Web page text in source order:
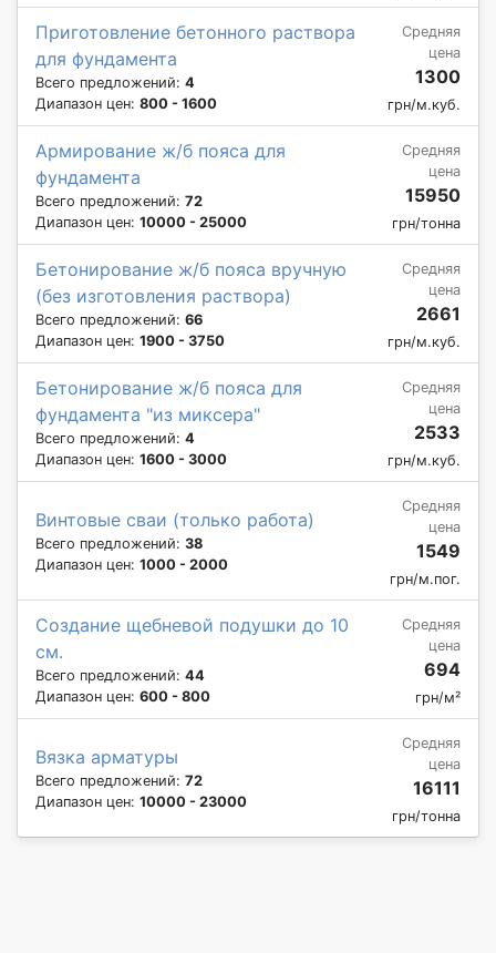
Приготовление бетонного раствора
для фундамента
Всего предложений: 4
Диапазон цен: 800 - 1600
Средняя
цена
1300
грн/м.куб.
Армирование ж/б пояса для
фундамента
Всего предложений: 72
Диапазон цен: 10000 - 25000
Средняя
цена
15950
грн/тонна
Бетонирование ж/б пояса вручную
(без изготовления раствора)
Всего предложений: 66
Диапазон цен: 1900 - 3750
Средняя
цена
2661
грн/м.куб.
Бетонирование ж/б пояса для
фундамента "из миксера"
Всего предложений: 4
Диапазон цен: 1600 - 3000
Средняя
цена
2533
грн/м.куб.
Винтовые сваи (только работа)
Всего предложений: 38
Диапазон цен: 1000 - 2000
Средняя
цена
1549
грн/м.пог.
Создание щебневой подушки до 10
см.
Всего предложений: 44
Диапазон цен: 600 - 800
Средняя
цена
694
грн/м²
Вязка арматуры
Всего предложений: 72
Диапазон цен: 10000 - 23000
Средняя
цена
16111
грн/тонна